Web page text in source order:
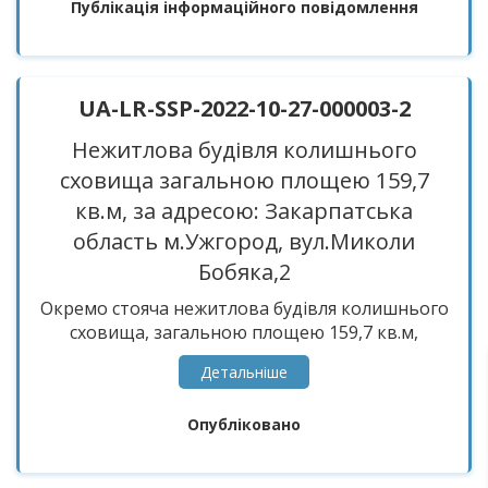
Публікація інформаційного повідомлення
UA-LR-SSP-2022-10-27-000003-2
Нежитлова будівля колишнього
сховища загальною площею 159,7
кв.м, за адресою: Закарпатська
область м.Ужгород, вул.Миколи
Бобяка,2
Окремо стояча нежитлова будівля колишнього
сховища, загальною площею 159,7 кв.м,
розташована за адресою: Закарпатська
область, м.Ужгород, вулиця Миколи Бобяка ,
технічному стані.
Детальнiше
Опубліковано